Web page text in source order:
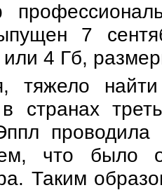
7
4 Гб,
тяжело
в странах
что было
Таким